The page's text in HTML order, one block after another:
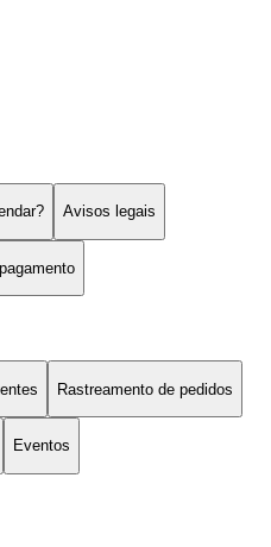
Avisos legais
Rastreamento de pedidos
Eventos